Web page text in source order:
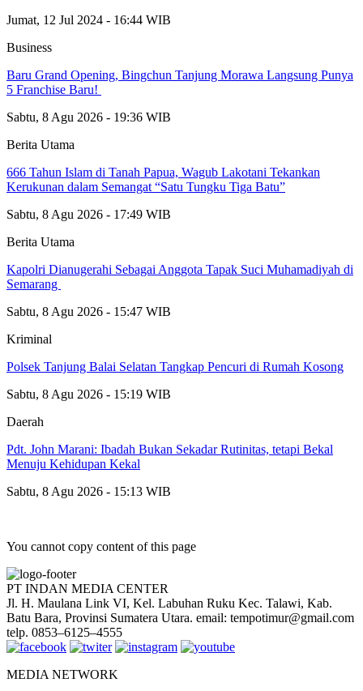
Jumat, 12 Jul 2024 - 16:44 WIB
Business
‎Baru Grand Opening, Bingchun Tanjung Morawa Langsung Punya
5 Franchise Baru! ‎
Sabtu, 8 Agu 2026 - 19:36 WIB
Berita Utama
666 Tahun Islam di Tanah Papua, Wagub Lakotani Tekankan
Kerukunan dalam Semangat “Satu Tungku Tiga Batu”
Sabtu, 8 Agu 2026 - 17:49 WIB
Berita Utama
Kapolri Dianugerahi Sebagai Anggota Tapak Suci Muhamadiyah di
Semarang
Sabtu, 8 Agu 2026 - 15:47 WIB
Kriminal
Polsek Tanjung Balai Selatan Tangkap Pencuri di Rumah Kosong
Sabtu, 8 Agu 2026 - 15:19 WIB
Daerah
Pdt. John Marani: Ibadah Bukan Sekadar Rutinitas, tetapi Bekal
Menuju Kehidupan Kekal
Sabtu, 8 Agu 2026 - 15:13 WIB
You cannot copy content of this page
PT INDAN MEDIA CENTER
Jl. H. Maulana Link VI, Kel. Labuhan Ruku Kec. Talawi, Kab.
Batu Bara, Provinsi Sumatera Utara. email: tempotimur@gmail.com
telp. 0853–6125–4555
MEDIA NETWORK